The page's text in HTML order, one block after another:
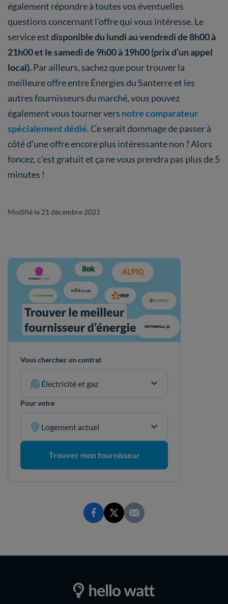
Vous cherchez un contrat
Électricité et gaz
Pour votre
Logement actuel
Trouver mon fournisseur
également répondre à toutes vos éventuelles
questions concernant l’offre qui vous intéresse. Le
service estdisponible du lundi au vendredi de 8h00 à
21h00 et le samedi de 9h00 à 19h00 (prix d’un appel
local).Par ailleurs, sachez que pour trouver la
meilleure offre entre Énergies du Santerre et les
autres fournisseurs du marché, vous pouvez
également vous tourner vers notre comparateur
spécialement dédié. Ce serait dommage de passer à
côté d’une offre encore plus intéressante non ? Alors
foncez, c’est gratuit et ça ne vous prendra pas plus de 5
minutes !
Modifié le 21 décembre 2021